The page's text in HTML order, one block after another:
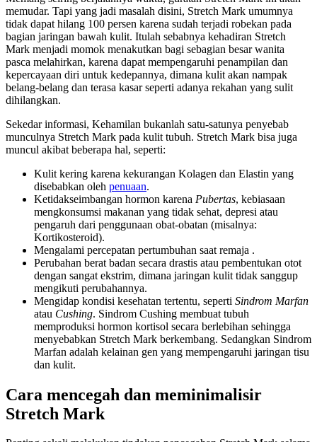
memudar. Tapi yang jadi masalah disini, Stretch Mark umumnya
tidak dapat hilang 100 persen karena sudah terjadi robekan pada
bagian jaringan bawah kulit. Itulah sebabnya kehadiran Stretch
Mark menjadi momok menakutkan bagi sebagian besar wanita
pasca melahirkan, karena dapat mempengaruhi penampilan dan
kepercayaan diri untuk kedepannya, dimana kulit akan nampak
belang-belang dan terasa kasar seperti adanya rekahan yang sulit
dihilangkan.
Sekedar informasi, Kehamilan bukanlah satu-satunya penyebab
munculnya Stretch Mark pada kulit tubuh. Stretch Mark bisa juga
muncul akibat beberapa hal, seperti:
Kulit kering karena kekurangan Kolagen dan Elastin yang
disebabkan oleh penuaan.
Ketidakseimbangan hormon karena Pubertas, kebiasaan
mengkonsumsi makanan yang tidak sehat, depresi atau
pengaruh dari penggunaan obat-obatan (misalnya:
Kortikosteroid).
Mengalami percepatan pertumbuhan saat remaja .
Perubahan berat badan secara drastis atau pembentukan otot
dengan sangat ekstrim, dimana jaringan kulit tidak sanggup
mengikuti perubahannya.
Mengidap kondisi kesehatan tertentu, seperti Sindrom Marfan
atau Cushing. Sindrom Cushing membuat tubuh
memproduksi hormon kortisol secara berlebihan sehingga
menyebabkan Stretch Mark berkembang. Sedangkan Sindrom
Marfan adalah kelainan gen yang mempengaruhi jaringan tisu
dan kulit.
Cara mencegah dan meminimalisir
Stretch Mark